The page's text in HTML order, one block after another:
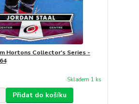
Hortons Collector's Series -
Skladem 1 ks
Přidat do košíku